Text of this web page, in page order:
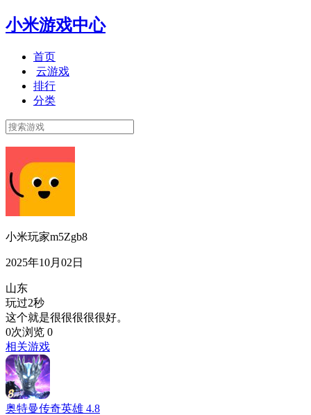
小米游戏中心
首页
云游戏
排行
分类
小米玩家m5Zgb8
2025年10月02日
山东
玩过2秒
这个就是很很很很很好。
0次浏览 0
相关游戏
奥特曼传奇英雄 4.8